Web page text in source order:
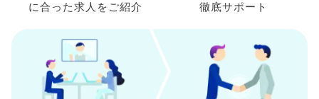
に合った求人を ご紹介
徹底サポート